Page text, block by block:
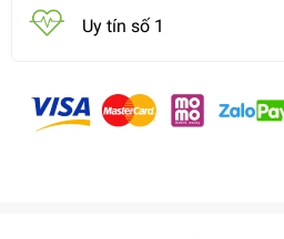
Uy tín số 1